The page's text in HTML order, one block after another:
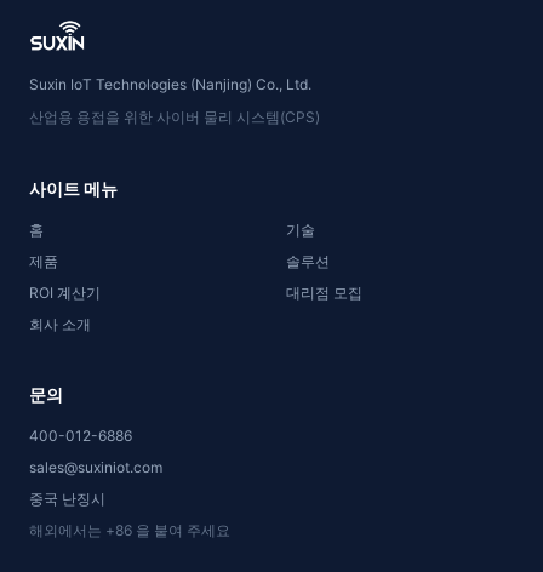
Suxin IoT Technologies (Nanjing) Co., Ltd.
산업용 용접을 위한 사이버 물리 시스템(CPS)
사이트 메뉴
홈
기술
제품
솔루션
ROI 계산기
대리점 모집
회사 소개
문의
400-012-6886
sales@suxiniot.com
중국 난징시
해외에서는 +86 을 붙여 주세요